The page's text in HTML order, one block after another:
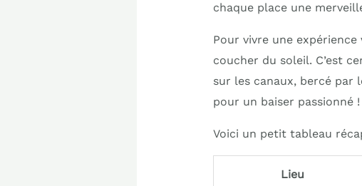
chaque place une
Pour vivre une
coucher du soleil. C’est
sur les canaux, bercé par
pour un baiser passionné !
Voici un petit tableau
Lieu